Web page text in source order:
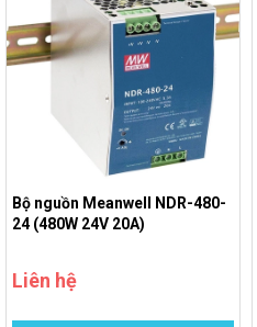
Bộ nguồn Meanwell NDR-480-
24 (480W 24V 20A)
Liên hệ